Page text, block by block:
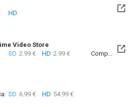
el Dom, 09 Ago 2026 (Quedan 3 días)
HD
Video Store
SD 2.99 € HD 2.99 € Compra: SD
SD 6.99 € HD 54.99 €